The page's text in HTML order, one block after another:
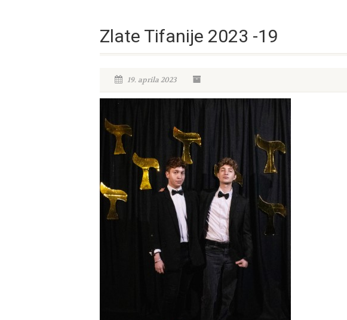
Zlate Tifanije 2023 -19
19. aprila 2023